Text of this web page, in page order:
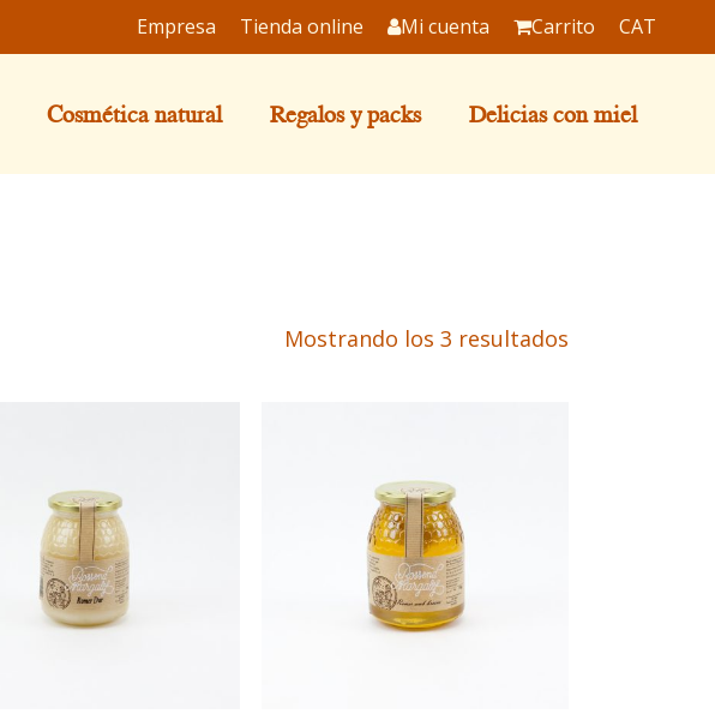
Empresa Tienda online Mi cuenta Carrito CAT
Cosmética natural Regalos y packs Delicias con miel
Mostrando los 3 resultados